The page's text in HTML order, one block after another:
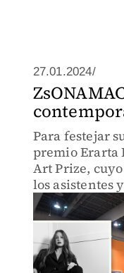
27.01.2024/
Para festejar
premio Erarta
Art Prize,
los asistentes
profesionales